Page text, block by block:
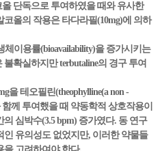
단독으로 투여하였을 때와 유사한
올의 작용은 타다라필(10mg)에 의하
체이용률(bioavailability)을 증가시키는
확실하지만 terbutaline의 경구 투여
을 테오필린(theophylline(a non -
함께 투여했을 때 약동학적 상호작용이
심박수(3.5 bpm) 증가였다. 동 연구
유의성도 없었지만, 이러한 약물들